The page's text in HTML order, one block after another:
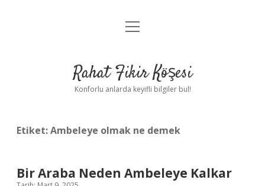
Anasayfa
Yasal Uyarı
menüyü
Rahat Fikir Köşesi
Konforlu anlarda keyifli bilgiler bul!
Etiket:Ambeleye olmak ne demek
Bir Araba Neden Ambeleye Kalkar